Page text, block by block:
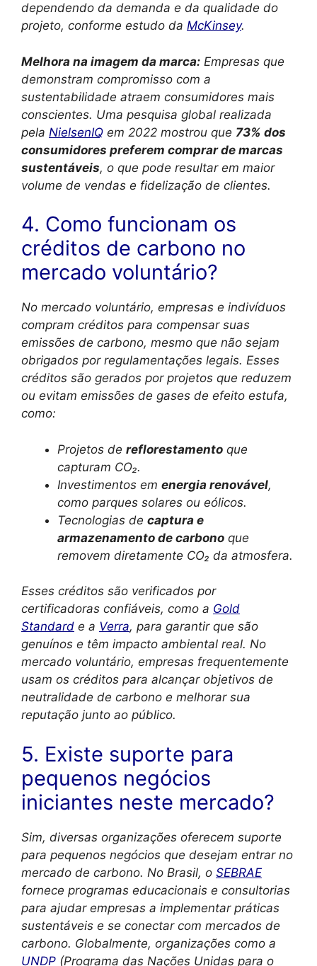
dependendo da demanda e da qualidade do
projeto, conforme estudo da McKinsey.
Melhora na imagem da marca: Empresas que
demonstram compromisso com a
sustentabilidade atraem consumidores mais
conscientes. Uma pesquisa global realizada
pela NielsenIQ em 2022 mostrou que 73% dos
consumidores preferem comprar de marcas
sustentáveis, o que pode resultar em maior
volume de vendas e fidelização de clientes.
4. Como funcionam os
créditos de carbono no
mercado voluntário?
No mercado voluntário, empresas e indivíduos
compram créditos para compensar suas
emissões de carbono, mesmo que não sejam
obrigados por regulamentações legais. Esses
créditos são gerados por projetos que reduzem
ou evitam emissões de gases de efeito estufa,
como:
Projetos de reflorestamento que
capturam CO₂.
Investimentos em energia renovável,
como parques solares ou eólicos.
Tecnologias de captura e
armazenamento de carbono que
removem diretamente CO₂ da atmosfera.
Esses créditos são verificados por
certificadoras confiáveis, como a Gold
Standard e a Verra, para garantir que são
genuínos e têm impacto ambiental real. No
mercado voluntário, empresas frequentemente
usam os créditos para alcançar objetivos de
neutralidade de carbono e melhorar sua
reputação junto ao público.
5. Existe suporte para
pequenos negócios
iniciantes neste mercado?
Sim, diversas organizações oferecem suporte
para pequenos negócios que desejam entrar no
mercado de carbono. No Brasil, o SEBRAE
fornece programas educacionais e consultorias
para ajudar empresas a implementar práticas
sustentáveis e se conectar com mercados de
carbono. Globalmente, organizações como a
UNDP (Programa das Nações Unidas para o